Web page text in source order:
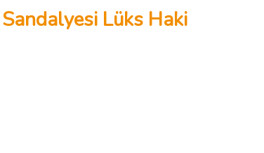
Lüks Haki